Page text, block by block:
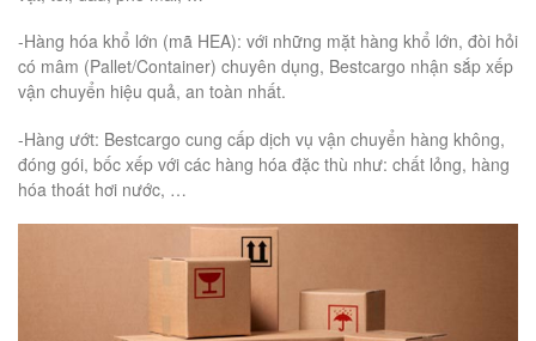
-Hàng hóa khổ lớn (mã HEA): với những mặt hàng khổ lớn, đòi hỏi
có mâm (Pallet/Container) chuyên dụng, Bestcargo nhận sắp xếp
vận chuyển hiệu quả, an toàn nhất.
-Hàng ướt: Bestcargo cung cấp dịch vụ vận chuyển hàng không,
đóng gói, bốc xếp với các hàng hóa đặc thù như: chất lỏng, hàng
hóa thoát hơi nước, …